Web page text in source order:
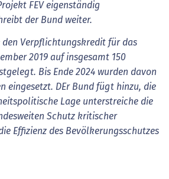
FEV eigenständig
der Bund weiter.
Verpflichtungskredit für das
2019 auf insgesamt 150
Bis Ende 2024 wurden davon
eingesetzt. DEr Bund fügt hinzu, die
Lage unterstreiche die
Schutz kritischer
Effizienz des Bevölkerungsschutzes